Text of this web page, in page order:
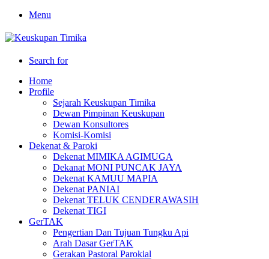
Menu
Search for
Home
Profile
Sejarah Keuskupan Timika
Dewan Pimpinan Keuskupan
Dewan Konsultores
Komisi-Komisi
Dekenat & Paroki
Dekenat MIMIKA AGIMUGA
Dekanat MONI PUNCAK JAYA
Dekenat KAMUU MAPIA
Dekenat PANIAI
Dekenat TELUK CENDERAWASIH
Dekenat TIGI
GerTAK
Pengertian Dan Tujuan Tungku Api
Arah Dasar GerTAK
Gerakan Pastoral Parokial